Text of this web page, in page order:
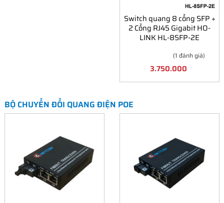
Switch quang 8 cổng SFP +
2 Cổng RJ45 Gigabit HO-
LINK HL-8SFP-2E
(1 đánh giá)
3.750.000
BỘ CHUYỂN ĐỔI QUANG ĐIỆN POE